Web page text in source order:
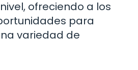
ofreciendo a los
para
variedad de